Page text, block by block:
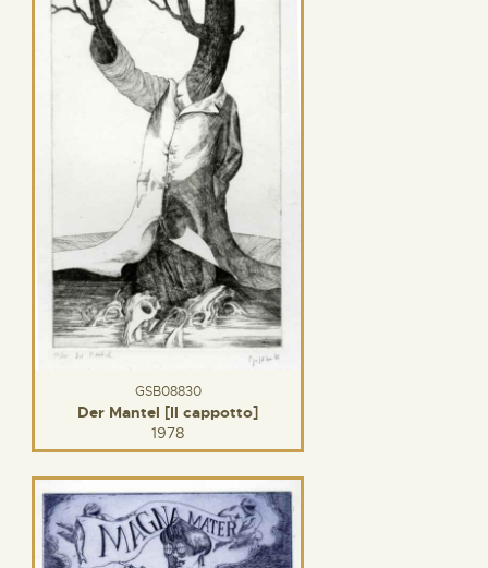
GSB08830
Der Mantel [Il cappotto]
1978